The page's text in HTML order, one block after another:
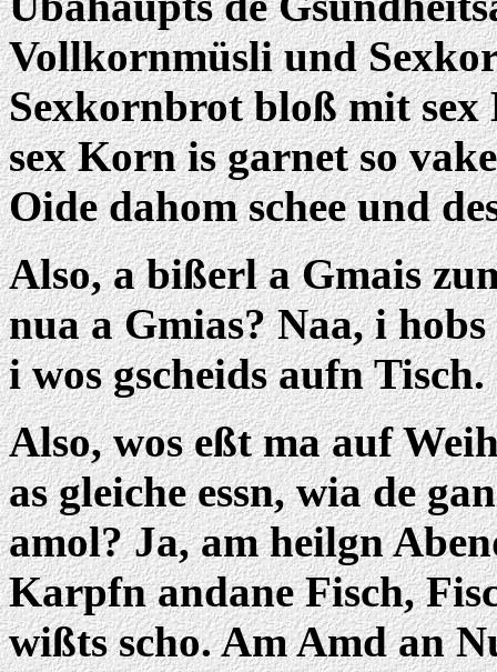
Vollkornmüsli und
Sexkornbrot bloß mit
sex Korn is garnet so
Oide dahom schee und
Also, a bißerl a Gmais
nua a Gmias? Naa, i
i wos gscheids aufn Tisch.
Also, wos eßt ma auf
as gleiche essn, wia de
amol? Ja, am heilgn
Karpfn andane Fisch,
wißts scho. Am Amd an